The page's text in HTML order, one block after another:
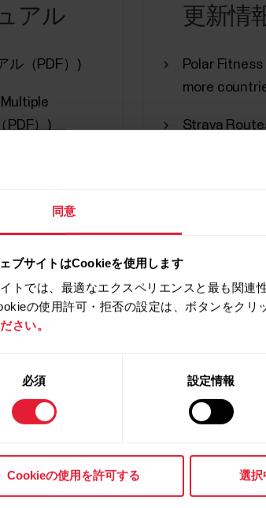
同意
ブサイトはCookieを使用します
トでは、最適なエクスペリエンスと最も関連
の使用許可・拒否の設定は、ボタンをクリ
さい。
必須 設定情報
Cookieの使用を許可する 選択
Training
レーニング セ
スにどのよう
は、心肺系と
ことができ、
ここには、
トアップされ
す。詳細は、
してください
「心拍数を全
腕時計を使っ
アル
ル（PDF）)
PDF）)
Grit X in
）)
X in Japanese
X in Japanese
Polar Grit X in
アル
ュアル
更新情
Polar
more
Strava
Notifications
Polar Flow